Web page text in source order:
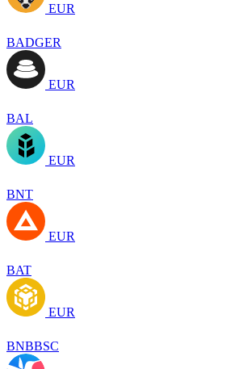
EUR
BADGER
EUR
BAL
EUR
BNT
EUR
BAT
EUR
BNBBSC